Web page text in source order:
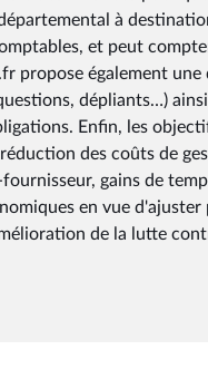
à
et peut
propose également
dépliants…)
Enfin, les
des coûts de
gains de
en vue
de la lutte